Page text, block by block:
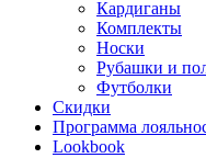
Кардиганы
Комплекты
Носки
Рубашки и
Футболки
Скидки
Программа
Lookbook